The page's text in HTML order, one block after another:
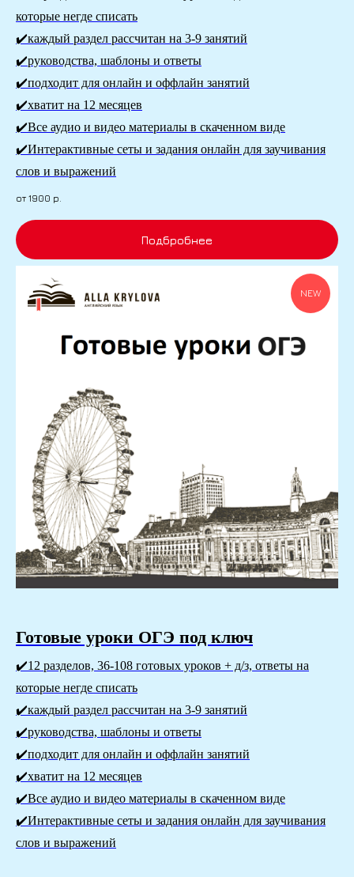
которые негде списать
✔️каждый раздел рассчитан на 3-9 занятий
✔️руководства, шаблоны и ответы
✔️подходит для онлайн и оффлайн занятий
✔️хватит на 12 месяцев
✔️Все аудио и видео материалы в скаченном виде
✔️Интерактивные сеты и задания онлайн для заучивания
слов и выражений
от 1900 р.
Подбробнее
NEW
Готовые уроки OГЭ под ключ
✔️12 разделов, 36-108 готовых уроков + д/з, ответы на
которые негде списать
✔️каждый раздел рассчитан на 3-9 занятий
✔️руководства, шаблоны и ответы
✔️подходит для онлайн и оффлайн занятий
✔️хватит на 12 месяцев
✔️Все аудио и видео материалы в скаченном виде
✔️Интерактивные сеты и задания онлайн для заучивания
слов и выражений